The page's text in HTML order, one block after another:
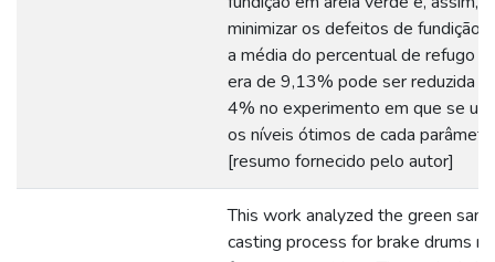
minimizar os defeitos de fundição.
a média do percentual de refugo
era de 9,13% pode ser reduzida
4% no experimento em que se
os níveis ótimos de cada
[resumo fornecido pelo autor]
This work analyzed the green sand
casting process for brake drums